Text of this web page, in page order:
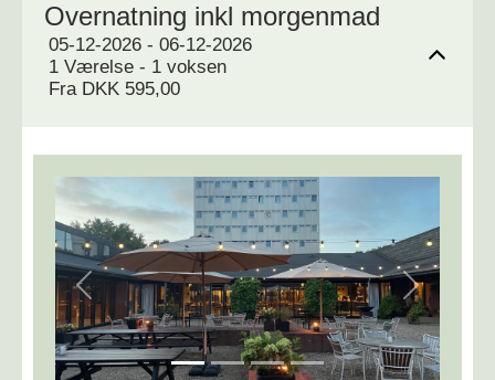
Overnatning inkl morgenmad
05-12-2026 - 06-12-2026
1 Værelse - 1 voksen
Fra DKK 595,00
Previous Next